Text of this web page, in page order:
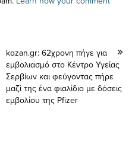
kozan.gr: 62χρονη πήγε για
εμβολιασμό στο Κέντρο Υγείας
Σερβίων και φεύγοντας πήρε
μαζί της ένα φιαλίδιο με δόσεις
εμβολίου της Pfizer